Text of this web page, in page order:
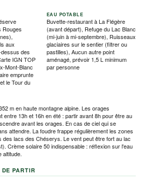
Rouges
aux
des
IGN TOP
Mont-Blanc
emprunte
le Tour du
EAU POTABLE
Buvette-restaurant à La Flégère
(avant départ), Refuge du Lac Blanc
(mi-juin à mi-septembre), Ruisseaux
glaciaires sur le sentier (filtrer ou
pastilles), Aucun autre point
aménagé, prévoir 1,5 L minimum
par personne
m en haute montagne alpine. Les orages
entre 13h et 16h en été : partir avant 8h pour être au
avant les orages. En cas de ciel qui se
attendre. La foudre frappe régulièrement les zones
lacs des Chéserys. Le vent peut être fort au lac
Crème solaire 50 indispensable : réflexion sur l'eau
altitude.
PARTIR